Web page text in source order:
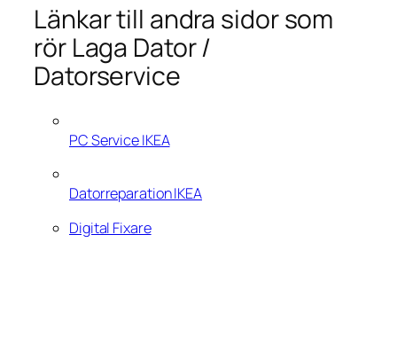
Länkar till andra sidor som
rör Laga Dator /
Datorservice
PC Service IKEA
Datorreparation IKEA
Digital Fixare